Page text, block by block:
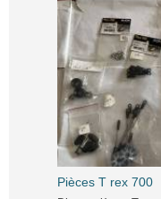
Pièces T rex 700